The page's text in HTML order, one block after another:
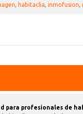
, habitaclia, inmofusion,
para profesionales de